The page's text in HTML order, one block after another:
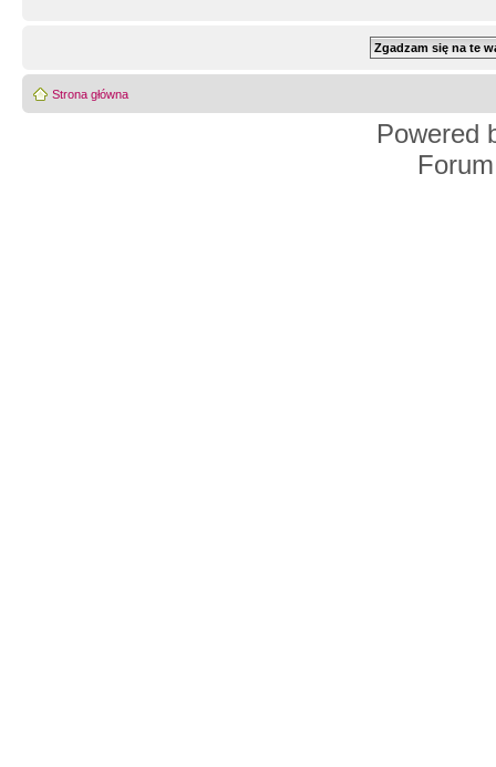
Strona główna
Powered